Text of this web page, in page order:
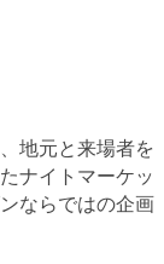
地元と来場者を
ナイトマーケッ
ならではの企画